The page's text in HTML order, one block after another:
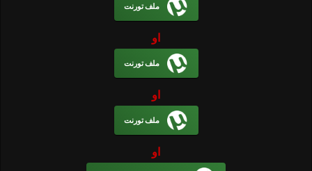
ملف تورنت
او
ملف تورنت
او
ملف تورنت
او